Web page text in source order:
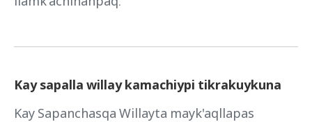
Kay sapalla willay kamachiypi tikrakuykuna
Kay Sapanchasqa Willayta mayk'aqllapas